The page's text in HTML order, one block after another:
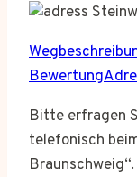
Bitte erfragen
telefonisch
Braunschweig“.